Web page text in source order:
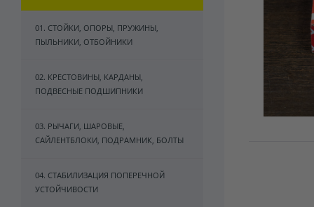
01. СТОЙКИ, ОПОРЫ, ПРУЖИНЫ,
ПЫЛЬНИКИ, ОТБОЙНИКИ
02. КРЕСТОВИНЫ, КАРДАНЫ,
ПОДВЕСНЫЕ ПОДШИПНИКИ
03. РЫЧАГИ, ШАРОВЫЕ,
САЙЛЕНТБЛОКИ, ПОДРАМНИК, БОЛТЫ
04. СТАБИЛИЗАЦИЯ ПОПЕРЕЧНОЙ
УСТОЙЧИВОСТИ